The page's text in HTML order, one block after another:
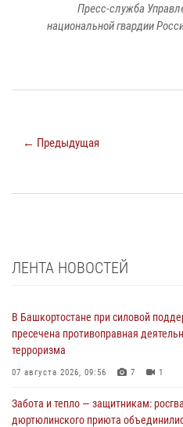
Пресс-служба
национальной гвардии
← Предыдущая
ЛЕНТА НОВОСТЕЙ
В Башкортостане при силовой
пресечена противоправная
терроризма
07 августа 2026, 09:56 7 1
Забота и тепло — защитникам:
дюртюлинского приюта